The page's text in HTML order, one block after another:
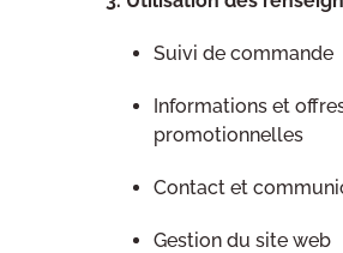
Suivi de commande
Informations et
promotionnelles
Contact et
Gestion du site web